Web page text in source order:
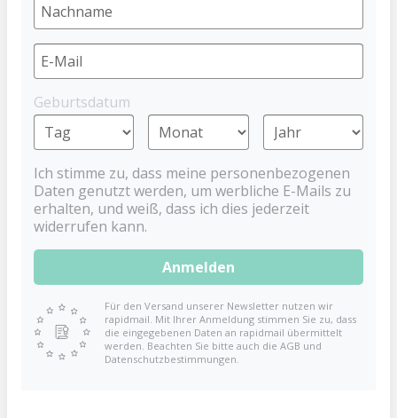
Standardflasche, tailliert
mit Silikonflaschensauger in runder Naturform,
Lochgröße M
Füllmenge: 240 ml
Material: Kunststoff
Made in EU
BPA frei*
Babyflasche Dreiecke grün 240 ml
Eine leichte und robuste Babyflasche mit einem
Fassungsvermögen von 240ml. Durch die taillierte
Form liegt die Flasche besonders gut in der Hand. Die
mitgelieferte Kappe verschließt den Trinksauger
Geburtsdatum
Ich stimme zu, dass meine personenbezogenen
Daten genutzt werden, um werbliche E-Mails zu
erhalten, und weiß, dass ich dies jederzeit
widerrufen kann.
Anmelden
Für den Versand unserer Newsletter nutzen wir
rapidmail. Mit Ihrer Anmeldung stimmen Sie zu, dass
die eingegebenen Daten an rapidmail übermittelt
werden. Beachten Sie bitte auch die AGB und
Datenschutzbestimmungen.